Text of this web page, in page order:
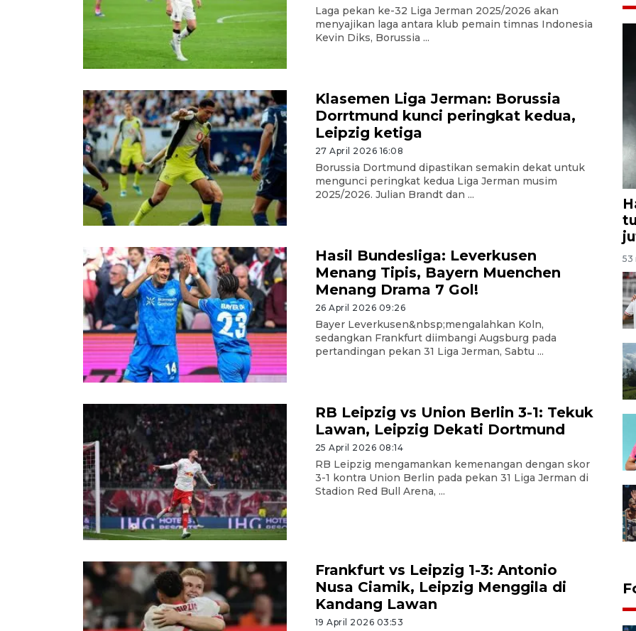
Laga pekan ke-32 Liga Jerman 2025/2026 akan
menyajikan laga antara klub pemain timnas Indonesia
Kevin Diks, Borussia ...
Klasemen Liga Jerman: Borussia
Dorrtmund kunci peringkat kedua,
Leipzig ketiga
27 April 2026 16:08
Borussia Dortmund dipastikan semakin dekat untuk
mengunci peringkat kedua Liga Jerman musim
2025/2026. Julian Brandt dan ...
Hasil Bundesliga: Leverkusen
Menang Tipis, Bayern Muenchen
Menang Drama 7 Gol!
26 April 2026 09:26
Bayer Leverkusen&nbsp;mengalahkan Koln,
sedangkan Frankfurt diimbangi Augsburg pada
pertandingan pekan 31 Liga Jerman, Sabtu ...
RB Leipzig vs Union Berlin 3-1: Tekuk
Lawan, Leipzig Dekati Dortmund
25 April 2026 08:14
RB Leipzig mengamankan kemenangan dengan skor
3-1 kontra Union Berlin pada pekan 31 Liga Jerman di
Stadion Red Bull Arena, ...
Frankfurt vs Leipzig 1-3: Antonio
Nusa Ciamik, Leipzig Menggila di
Kandang Lawan
19 April 2026 03:53
53